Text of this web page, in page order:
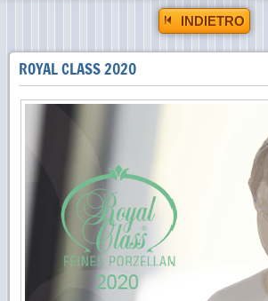
INDIETRO
ROYAL CLASS 2020